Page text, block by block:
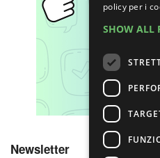
Newsletter
policy per i
SHOW ALL